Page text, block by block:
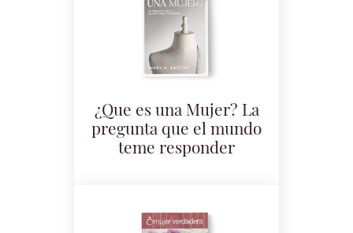
¿Que es una Mujer? La
pregunta que el mundo
teme responder